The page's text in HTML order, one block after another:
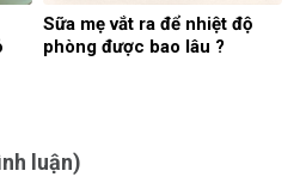
Sữa mẹ vắt ra để nhiệt độ
phòng được bao lâu ?
luận)